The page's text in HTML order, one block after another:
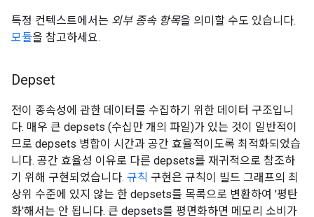
특정 컨텍스트에서는 외부 종속 항목을 의미할 수도 있습니다.
모듈을 참고하세요.
Depset
전이 종속성에 관한 데이터를 수집하기 위한 데이터 구조입니
다. 매우 큰 depsets (수십만 개의 파일)가 있는 것이 일반적이
므로 depsets 병합이 시간과 공간 효율적이도록 최적화되었습
니다. 공간 효율성 이유로 다른 depsets를 재귀적으로 참조하
기 위해 구현되었습니다. 규칙 구현은 규칙이 빌드 그래프의 최
상위 수준에 있지 않는 한 depsets를 목록으로 변환하여 '평탄
화'해서는 안 됩니다. 큰 depsets를 평면화하면 메모리 소비가